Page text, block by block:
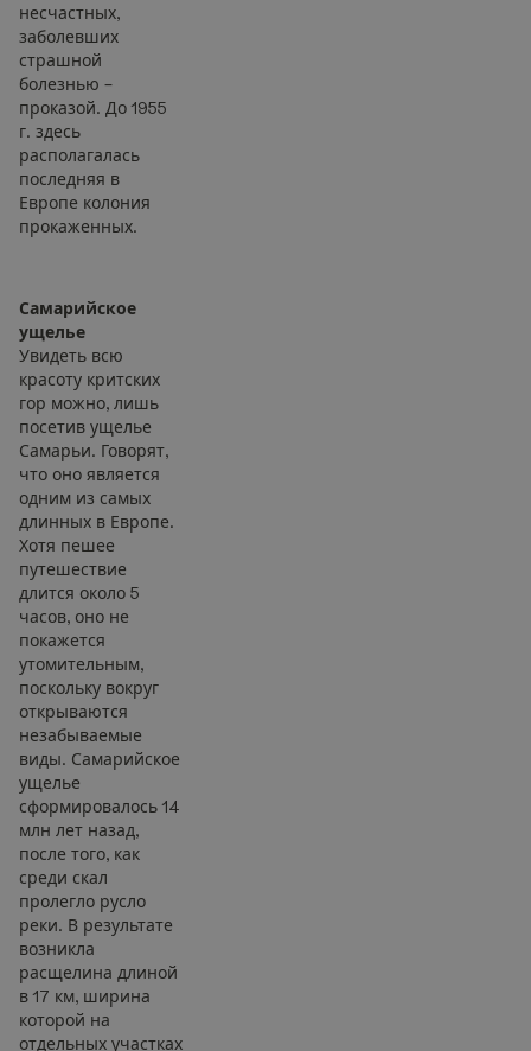
несчастных,
заболевших
страшной
болезнью –
проказой. До 1955
г. здесь
располагалась
последняя в
Европе колония
прокаженных.
Самарийское
ущелье
Увидеть всю
красоту критских
гор можно, лишь
посетив ущелье
Самарьи. Говорят,
что оно является
одним из самых
длинных в Европе.
Хотя пешее
путешествие
длится около 5
часов, оно не
покажется
утомительным,
поскольку вокруг
открываются
незабываемые
виды. Самарийское
ущелье
сформировалось 14
млн лет назад,
после того, как
среди скал
пролегло русло
реки. В результате
возникла
расщелина длиной
в 17 км, ширина
которой на
отдельных участках